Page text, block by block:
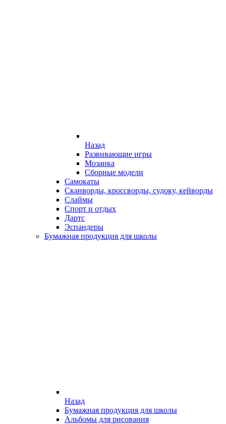
Назад
Развивающие игры
Мозаика
Сборные модели
Самокаты
Сканворды, кроссворды, судоку, кейворды
Слаймы
Спорт и отдых
Дартс
Эспандеры
Бумажная продукция для школы
Назад
Бумажная продукция для школы
Альбомы для рисования